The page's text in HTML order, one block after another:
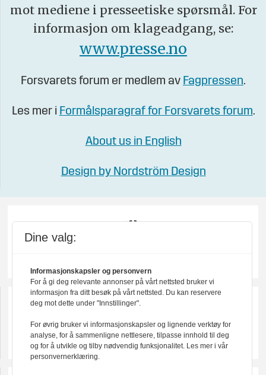
mot mediene i presseetiske spørsmål. For
informasjon om klageadgang, se:
www.presse.no
Forsvarets forum er medlem av Fagpressen.
Les mer i Formålsparagraf for Forsvarets forum.
About us in English
Design by Nordström Design
Dine valg:
Informasjonskapsler og personvern
For å gi deg relevante annonser på vårt nettsted bruker vi
informasjon fra ditt besøk på vårt nettsted. Du kan reservere
deg mot dette under "Innstillinger".
For øvrig bruker vi informasjonskapsler og lignende verktøy for
analyse, for å sammenligne nettlesere, tilpasse innhold til deg
og for å utvikle og tilby nødvendig funksjonalitet. Les mer i vår
personvernerklæring.